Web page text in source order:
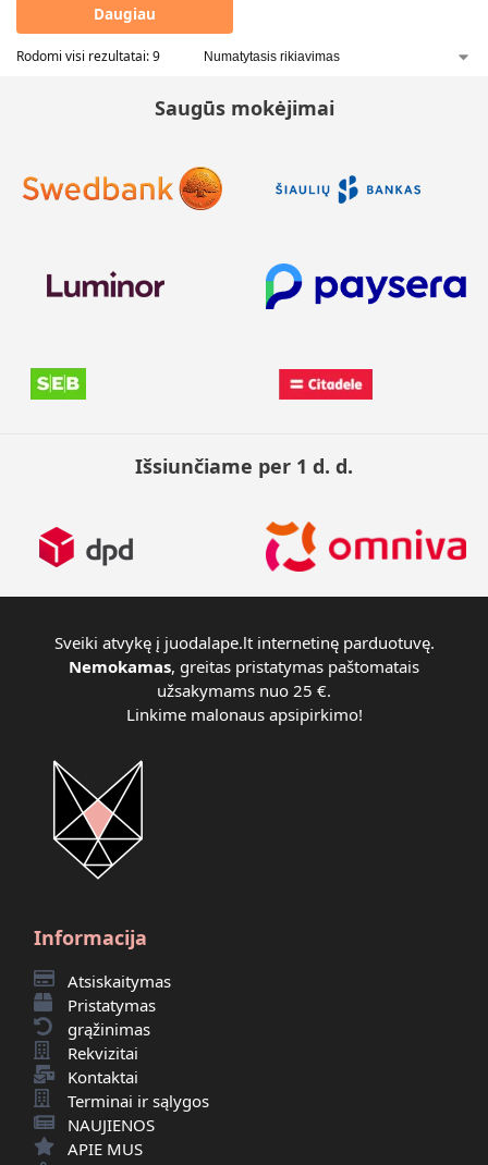
Daugiau
Rodomi visi rezultatai: 9
Saugūs mokėjimai
Išsiunčiame per 1 d. d.
Sveiki atvykę į juodalape.lt internetinę parduotuvę.
Nemokamas, greitas pristatymas paštomatais
užsakymams nuo 25 €.
Linkime malonaus apsipirkimo!
Informacija
Atsiskaitymas
Pristatymas
grąžinimas
Rekvizitai
Kontaktai
Terminai ir sąlygos
NAUJIENOS
APIE MUS